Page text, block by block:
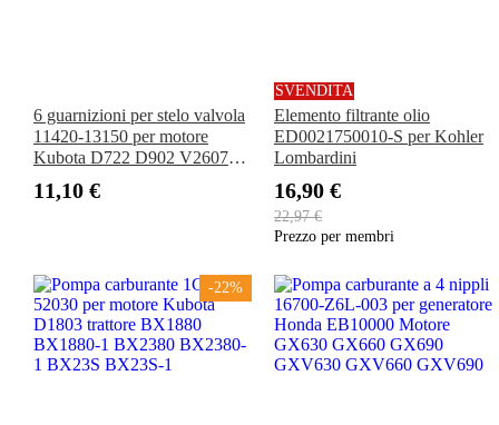
6 guarnizioni per stelo valvola
11420-13150 per motore
Kubota D722 D902 V2607
11,10 €
SVENDITA
Elemento filtrante olio
ED0021750010-S per Kohler
Lombardini
16,90 €
22,97 €
Prezzo per membri
-22%